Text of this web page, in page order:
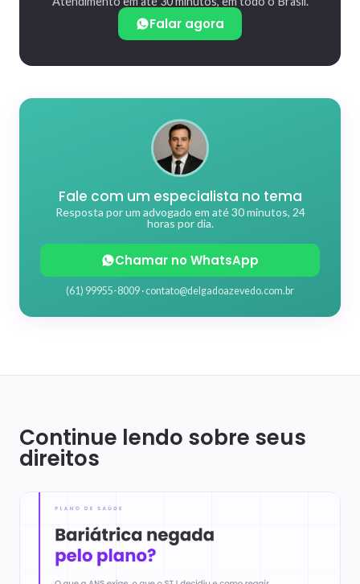
Falar agora
Fale com um especialista no tema
Resposta por um advogado em até 30 minutos, 24
horas por dia.
Chamar no WhatsApp
(61) 99955-8009 · contato@delgadoazevedo.com.br
Continue lendo sobre seus
direitos